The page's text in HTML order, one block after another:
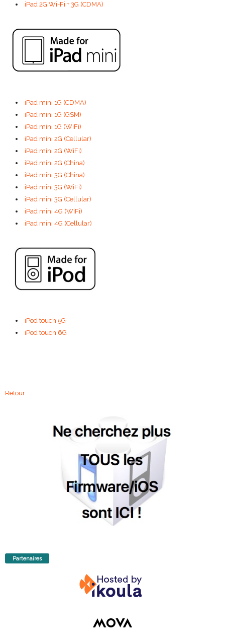
iPad 2G Wi-Fi + 3G (CDMA)
iPad mini 1G (CDMA)
iPad mini 1G (GSM)
iPad mini 1G (WiFi)
iPad mini 2G (Cellular)
iPad mini 2G (WiFi)
iPad mini 2G (China)
iPad mini 3G (China)
iPad mini 3G (WiFi)
iPad mini 3G (Cellular)
iPad mini 4G (WiFi)
iPad mini 4G (Cellular)
iPod touch 5G
iPod touch 6G
Retour
Partenaires